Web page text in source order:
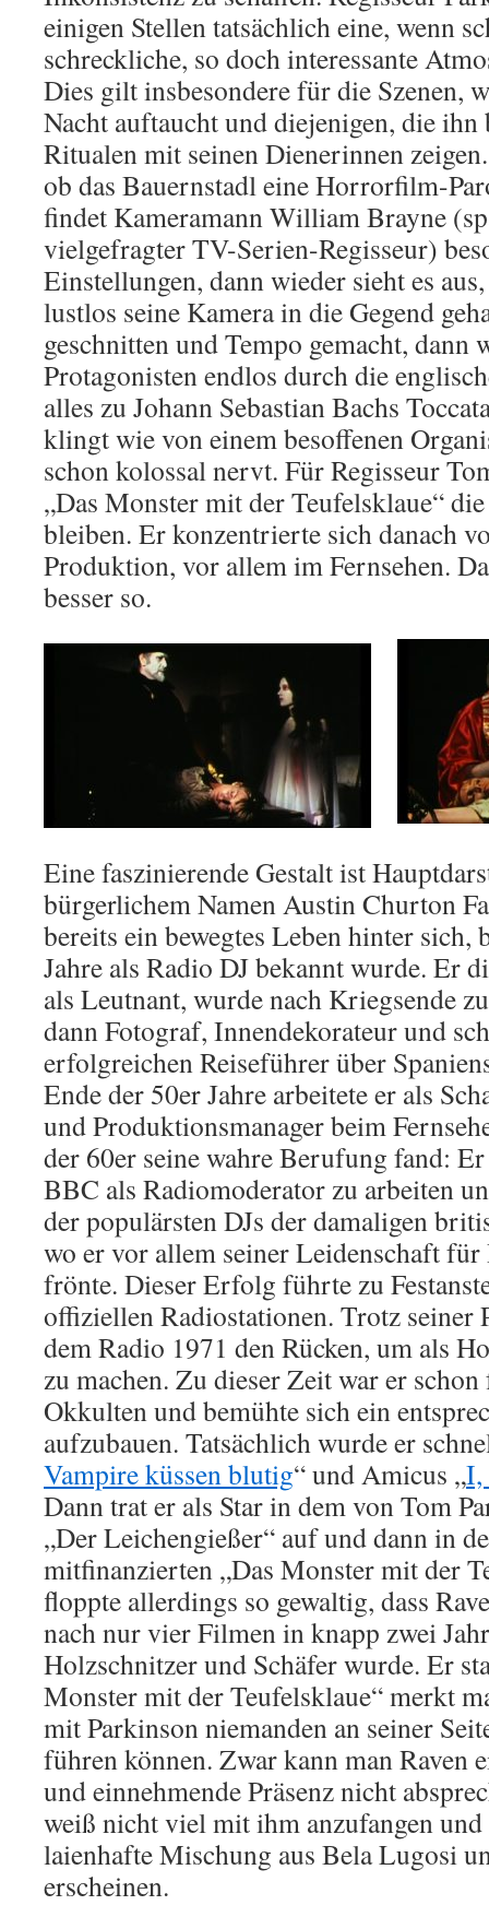
einigen Stellen tatsächlich eine, wenn
schreckliche, so doch interessante
Dies gilt insbesondere für die Szenen,
Nacht auftaucht und diejenigen, die ihn
Ritualen mit seinen Dienerinnen
ob das Bauernstadl eine Horrorfilm-
findet Kameramann William Brayne
vielgefragter TV-Serien-Regisseur)
Einstellungen, dann wieder sieht es
lustlos seine Kamera in die Gegend
geschnitten und Tempo gemacht, dann
Protagonisten endlos durch die
alles zu Johann Sebastian Bachs
klingt wie von einem besoffenen
schon kolossal nervt. Für Regisseur
„Das Monster mit der Teufelsklaue“
bleiben. Er konzentrierte sich danach
Produktion, vor allem im Fernsehen.
besser so.
Eine faszinierende Gestalt ist
bürgerlichem Namen Austin Churton
bereits ein bewegtes Leben hinter sich,
Jahre als Radio DJ bekannt wurde. Er
als Leutnant, wurde nach Kriegsende
dann Fotograf, Innendekorateur und
erfolgreichen Reiseführer über
Ende der 50er Jahre arbeitete er als
und Produktionsmanager beim
der 60er seine wahre Berufung fand:
BBC als Radiomoderator zu arbeiten
der populärsten DJs der damaligen
wo er vor allem seiner Leidenschaft
frönte. Dieser Erfolg führte zu
offiziellen Radiostationen. Trotz seiner
dem Radio 1971 den Rücken, um als
zu machen. Zu dieser Zeit war er
Okkulten und bemühte sich ein
aufzubauen. Tatsächlich wurde er
Vampire küssen blutig“ und Amicus „I,
Dann trat er als Star in dem von Tom
„Der Leichengießer“ auf und dann in
mitfinanzierten „Das Monster mit der
floppte allerdings so gewaltig, dass
nach nur vier Filmen in knapp zwei
Holzschnitzer und Schäfer wurde. Er
Monster mit der Teufelsklaue“ merkt
mit Parkinson niemanden an seiner
führen können. Zwar kann man Raven
und einnehmende Präsenz nicht
weiß nicht viel mit ihm anzufangen
laienhafte Mischung aus Bela Lugosi
erscheinen.